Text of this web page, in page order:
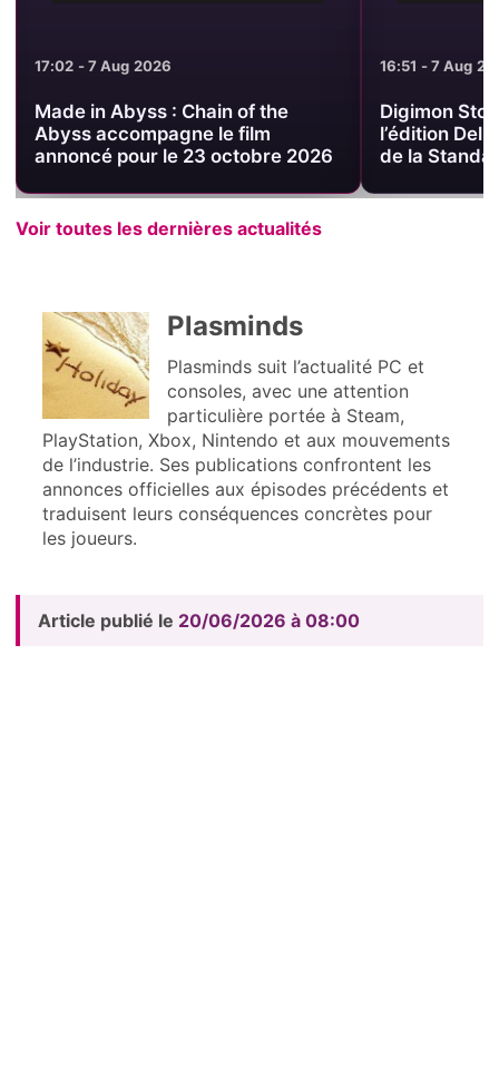
16:51 - 7 Aug 2026
Digimon Story Time Stranger :
l’édition Deluxe passe sous le prix
de la Standard sur PS5
16:38 - 7 Aug
Digimon
Deluxe PS5
août
Voir toutes les dernières actualités
Plasminds
Plasminds suit l’actualité PC et
consoles, avec une attention
particulière portée à Steam,
PlayStation, Xbox, Nintendo et aux mouvements
de l’industrie. Ses publications confrontent les
annonces officielles aux épisodes précédents et
traduisent leurs conséquences concrètes pour
les joueurs.
Article publié le 20/06/2026 à 08:00